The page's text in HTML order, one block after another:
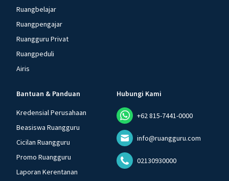
Ruangbelajar
Ruangpengajar
Ruangguru Privat
Ruangpeduli
Airis
Bantuan & Panduan
Kredensial Perusahaan
Beasiswa Ruangguru
Cicilan Ruangguru
Promo Ruangguru
Laporan Kerentanan
Hubungi Kami
+62 815-7441-0000
info@ruangguru.com
02130930000